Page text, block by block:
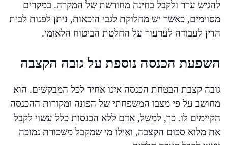
להגיש ערר ולקבל בחינה מחודשת של המקרה. במקרים
מסוימים, כאשר יש מחלוקת לגבי הזכאות, ניתן לפנות לבית
הדין לעבודה לערעור על החלטת הביטוח הלאומי.
השפעת הכנסה נוספת על גובה הקצבה
גובה קצבת הבטחת הכנסה אינו אחיד לכל המבקשים. הוא
מחושב על פי מצבו המשפחתי של הפונה ומקורות ההכנסה
הקיימים לו. כך, למשל, אדם ללא הכנסות כלל עשוי לקבל
את מלוא סכום הקצבה, ואילו מי שמקבל משכורת נמוכה